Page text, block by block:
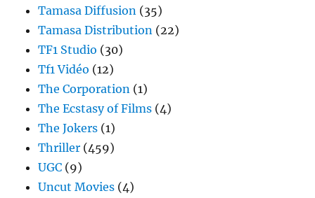
Tamasa Diffusion (35)
Tamasa Distribution (22)
TF1 Studio (30)
Tf1 Vidéo (12)
The Corporation (1)
The Ecstasy of Films (4)
The Jokers (1)
Thriller (459)
UGC (9)
Uncut Movies (4)